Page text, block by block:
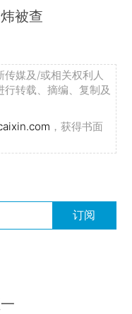
被查
媒及/或相关权利人
转载、摘编、复制及
，获得书面
订阅